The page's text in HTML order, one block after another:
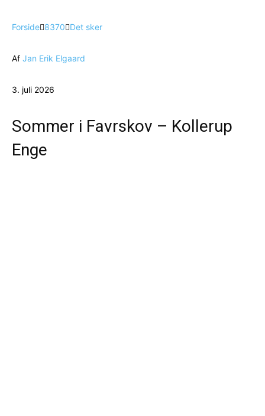
Forside 8370 Det sker
Af Jan Erik Elgaard
3. juli 2026
Sommer i Favrskov – Kollerup
Enge